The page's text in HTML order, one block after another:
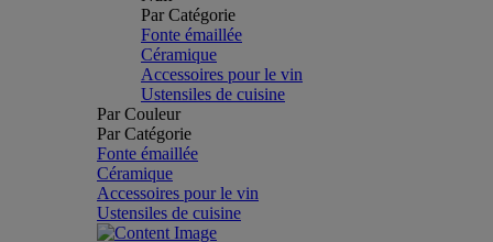
Par Catégorie
Fonte émaillée
Céramique
Accessoires pour le vin
Ustensiles de cuisine
Par Couleur
Par Catégorie
Fonte émaillée
Céramique
Accessoires pour le vin
Ustensiles de cuisine